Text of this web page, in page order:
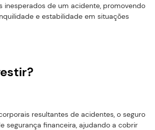
inesperados de um acidente, promovendo
e estabilidade em situações
resultantes de acidentes, o seguro
segurança financeira, ajudando a cobrir